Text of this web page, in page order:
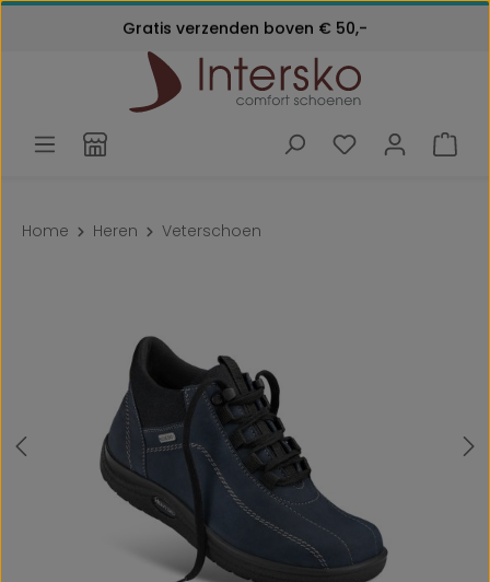
Ga naar de hoofdinhoud
24 maanden garantie
Klantenservice: 072 - 571 79 79
Gratis verzenden boven € 50,-
Home Heren Veterschoen